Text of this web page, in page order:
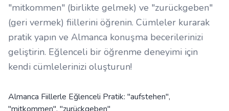
"mitkommen" (birlikte gelmek) ve "zurückgeben"
(geri vermek) fiillerini öğrenin. Cümleler kurarak
pratik yapın ve Almanca konuşma becerilerinizi
geliştirin. Eğlenceli bir öğrenme deneyimi için
kendi cümlelerinizi oluşturun!
Almanca Fiillerle Eğlenceli Pratik: "aufstehen",